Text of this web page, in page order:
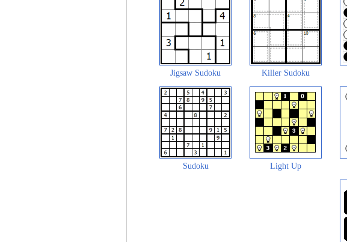
Jigsaw Sudoku Killer Sudoku
Sudoku Light Up